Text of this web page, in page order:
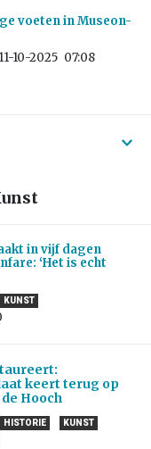
voeten in Museon-
11-10-2025 07:08
in vijf dagen
‘Het is echt
KUNST
keert terug op
Hooch
HISTORIE KUNST